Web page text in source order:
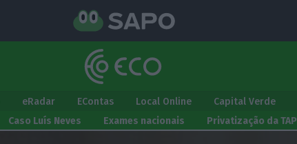
eRadar EContas Local Online Capital Verde
Caso Luís Neves Exames nacionais Privatização da TAP